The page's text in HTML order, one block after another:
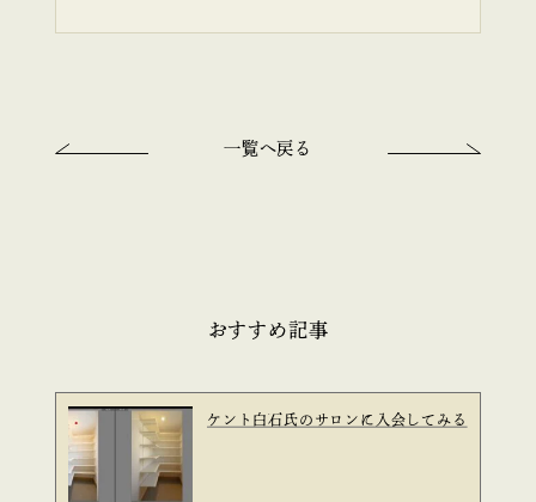
一覧へ戻る
おすすめ記事
ケント白石氏のサロンに入会してみる